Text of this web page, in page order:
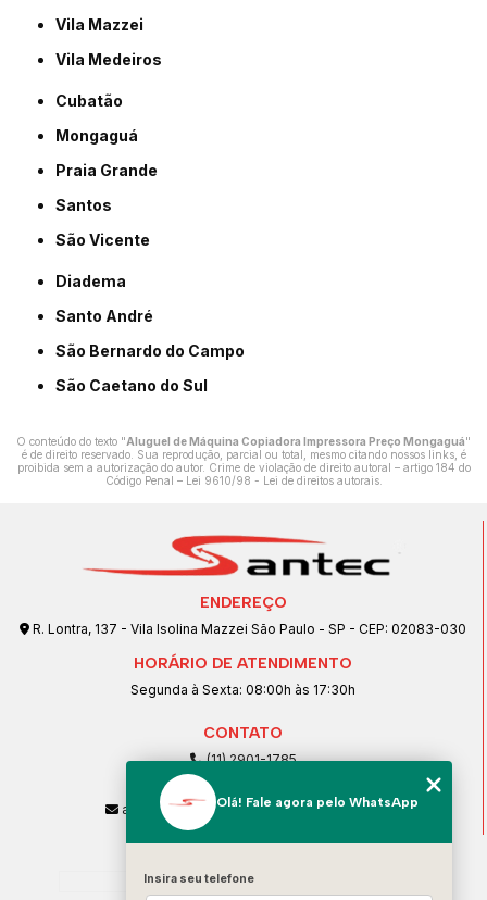
Vila Mazzei
Vila Medeiros
Cubatão
Mongaguá
Praia Grande
Santos
São Vicente
Diadema
Santo André
São Bernardo do Campo
São Caetano do Sul
O conteúdo do texto "Aluguel de Máquina Copiadora Impressora Preço Mongaguá"
é de direito reservado. Sua reprodução, parcial ou total, mesmo citando nossos links, é
proibida sem a autorização do autor. Crime de violação de direito autoral – artigo 184 do
Código Penal – Lei 9610/98 - Lei de direitos autorais.
ENDEREÇO
R. Lontra, 137 - Vila Isolina Mazzei São Paulo - SP - CEP: 02083-030
HORÁRIO DE ATENDIMENTO
Segunda à Sexta: 08:00h às 17:30h
CONTATO
(11) 2901-1785
(11) 99239-1832
atendimento@santeccopiadoras.com.br
Home
Olá! Fale agora pelo WhatsApp
Insira seu telefone